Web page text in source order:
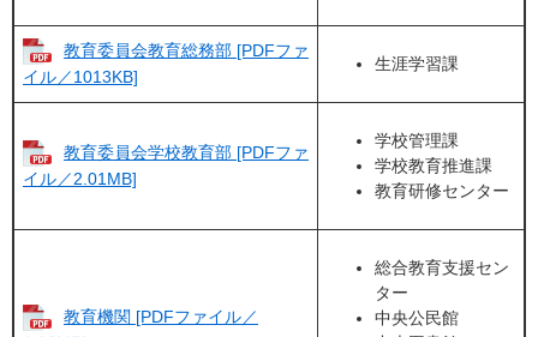
教育委員会教育総務部 [PDFファ
イル／1013KB]
生涯学習課
教育委員会学校教育部 [PDFファ
イル／2.01MB]
学校管理課
学校教育推進課
教育研修センター
教育機関 [PDFファイル／
総合教育支援セン
ター
中央公民館